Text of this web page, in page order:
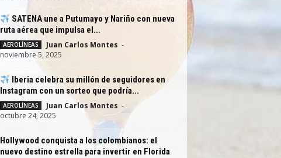
SATENA une a Putumayo y Nariño con nueva
ruta aérea que impulsa el...
AEROLÍNEAS Juan Carlos Montes -
noviembre 5, 2025
Iberia celebra su millón de seguidores en
Instagram con un sorteo que podría...
AEROLÍNEAS Juan Carlos Montes -
octubre 24, 2025
Hollywood conquista a los colombianos: el
nuevo destino estrella para invertir en Florida